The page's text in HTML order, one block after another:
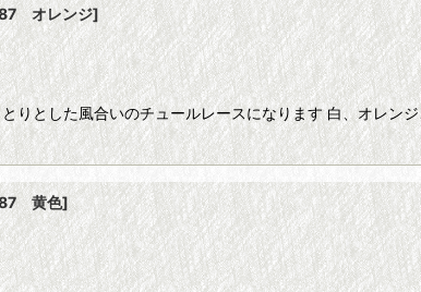
オレンジ]
りとした風合いのチュールレースになります 白、オレン
黄色]